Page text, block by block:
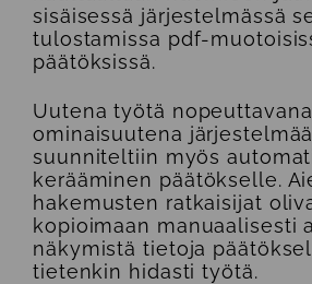
sisäisessä järjestelmässä
tulostamissa pdf-
päätöksissä.
Uutena työtä nopeuttavana
ominaisuutena
suunniteltiin myös
kerääminen päätökselle.
hakemusten ratkaisijat
kopioimaan manuaalisesti
näkymistä tietoja
tietenkin hidasti työtä.